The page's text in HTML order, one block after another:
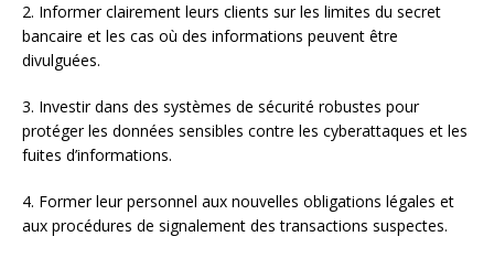
2. Informer clairement leurs clients sur les limites du secret
bancaire et les cas où des informations peuvent être
divulguées.
3. Investir dans des systèmes de sécurité robustes pour
protéger les données sensibles contre les cyberattaques et les
fuites d’informations.
4. Former leur personnel aux nouvelles obligations légales et
aux procédures de signalement des transactions suspectes.